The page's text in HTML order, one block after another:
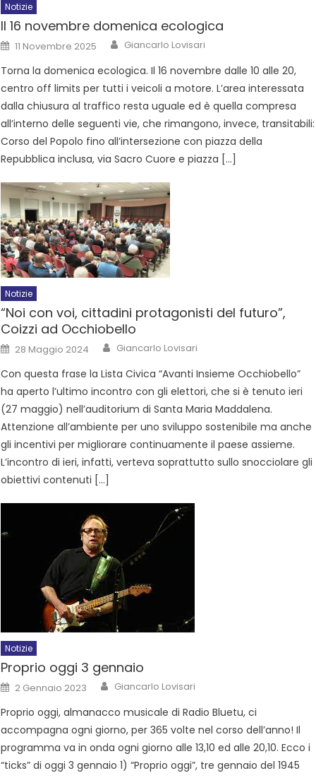
Notizie
Il 16 novembre domenica ecologica
11 Novembre 2025 Giancarlo Lovisari
Torna la domenica ecologica. Il 16 novembre dalle 10 alle 20,
centro off limits per tutti i veicoli a motore. L’area interessata
dalla chiusura al traffico resta uguale ed è quella compresa
all’interno delle seguenti vie, che rimangono, invece, transitabili:
Corso del Popolo fino all’intersezione con piazza della
Repubblica inclusa, via Sacro Cuore e piazza […]
Notizie
“Noi con voi, cittadini protagonisti del futuro”,
Coizzi ad Occhiobello
28 Maggio 2024 Giancarlo Lovisari
Con questa frase la Lista Civica “Avanti Insieme Occhiobello”
ha aperto l’ultimo incontro con gli elettori, che si è tenuto ieri
(27 maggio) nell’auditorium di Santa Maria Maddalena.
Attenzione all’ambiente per uno sviluppo sostenibile ma anche
gli incentivi per migliorare continuamente il paese assieme.
L’incontro di ieri, infatti, verteva soprattutto sullo snocciolare gli
obiettivi contenuti […]
Notizie
Proprio oggi 3 gennaio
2 Gennaio 2023 Giancarlo Lovisari
Proprio oggi, almanacco musicale di Radio Bluetu, ci
accompagna ogni giorno, per 365 volte nel corso dell’anno! Il
programma va in onda ogni giorno alle 13,10 ed alle 20,10. Ecco i
“ticks” di oggi 3 gennaio 1) “Proprio oggi”, tre gennaio del 1945